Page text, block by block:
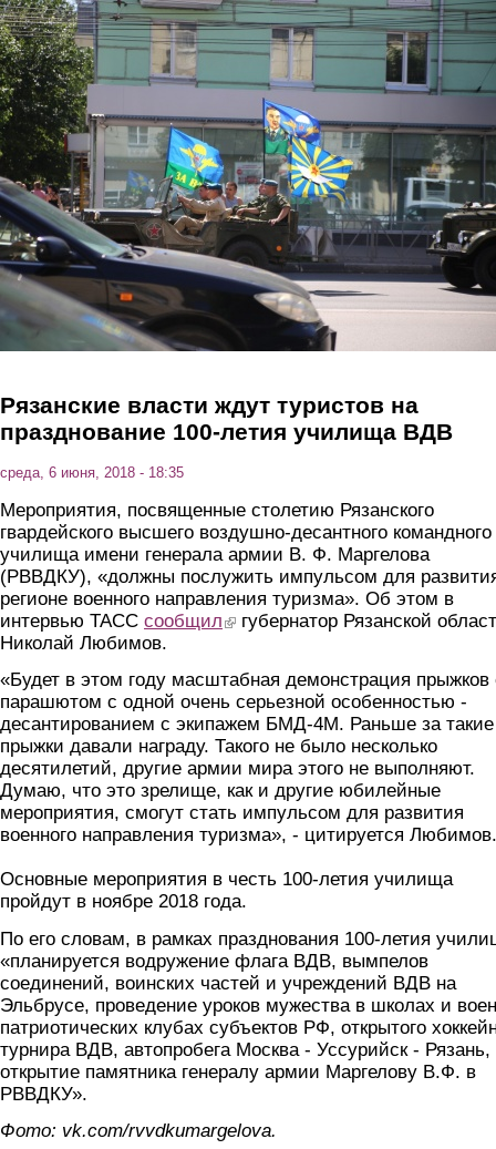
Перейти к основному содержанию
Рязанские власти ждут туристов на
празднование 100-летия училища ВДВ
среда, 6 июня, 2018 - 18:35
Мероприятия, посвященные столетию Рязанского
гвардейского высшего воздушно-десантного командного
училища имени генерала армии В. Ф. Маргелова
(РВВДКУ), «должны послужить импульсом для
регионе военного направления туризма». Об этом в
интервью ТАСС сообщил (link is external)
губернатор Рязанской
Николай Любимов.
«Будет в этом году масштабная демонстрация прыжков
парашютом с одной очень серьезной особенностью -
десантированием с экипажем БМД-4М. Раньше за такие
прыжки давали награду. Такого не было несколько
десятилетий, другие армии мира этого не выполняют.
Думаю, что это зрелище, как и другие юбилейные
мероприятия, смогут стать импульсом для развития
военного направления туризма», - цитируется Любимов.
Основные мероприятия в честь 100-летия училища
пройдут в ноябре 2018 года.
По его словам, в рамках празднования 100-летия
«планируется водружение флага ВДВ, вымпелов
соединений, воинских частей и учреждений ВДВ на
Эльбрусе, проведение уроков мужества в школах и
патриотических клубах субъектов РФ, открытого
турнира ВДВ, автопробега Москва - Уссурийск - Рязань,
открытие памятника генералу армии Маргелову В.Ф. в
РВВДКУ».
Фото: vk.com/rvvdkumargelova.